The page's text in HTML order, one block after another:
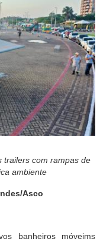
trailers com rampas de
ambiente
Asco
banheirosmóveims